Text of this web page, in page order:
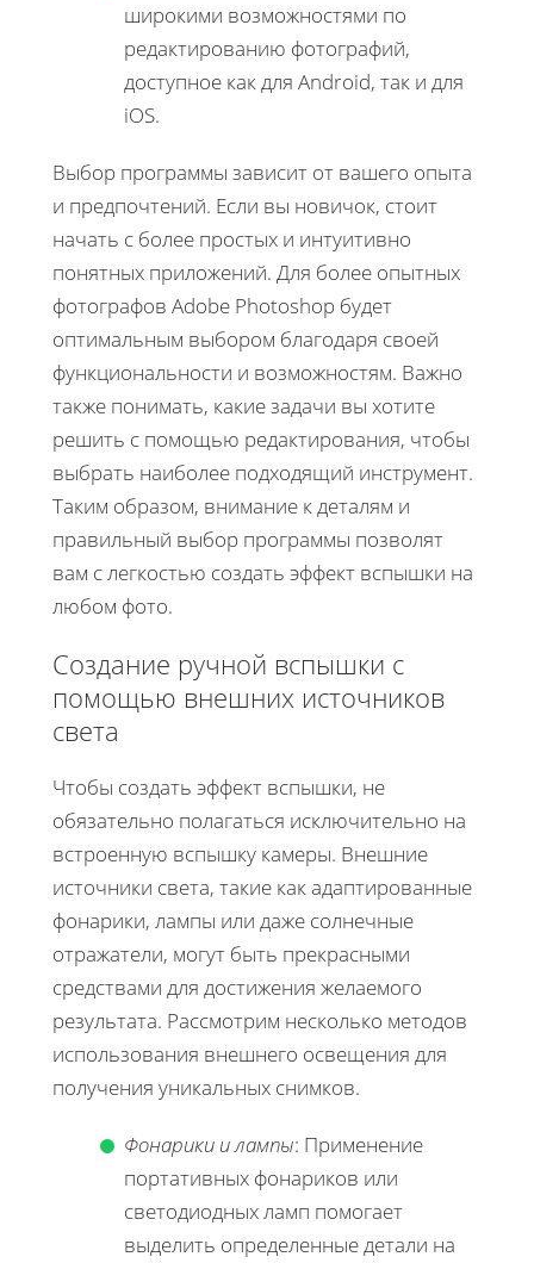
широкими возможностями по
редактированию фотографий,
доступное как для Android, так и для
iOS.
Выбор программы зависит от вашего опыта
и предпочтений. Если вы новичок, стоит
начать с более простых и интуитивно
понятных приложений. Для более опытных
фотографов Adobe Photoshop будет
оптимальным выбором благодаря своей
функциональности и возможностям. Важно
также понимать, какие задачи вы хотите
решить с помощью редактирования, чтобы
выбрать наиболее подходящий инструмент.
Таким образом, внимание к деталям и
правильный выбор программы позволят
вам с легкостью создать эффект вспышки на
любом фото.
Создание ручной вспышки с
помощью внешних источников
света
Чтобы создать эффект вспышки, не
обязательно полагаться исключительно на
встроенную вспышку камеры. Внешние
источники света, такие как адаптированные
фонарики, лампы или даже солнечные
отражатели, могут быть прекрасными
средствами для достижения желаемого
результата. Рассмотрим несколько методов
использования внешнего освещения для
получения уникальных снимков.
Фонарики и лампы: Применение
портативных фонариков или
светодиодных ламп помогает
выделить определенные детали на